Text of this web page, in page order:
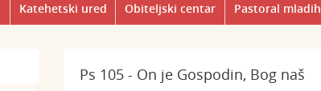
Katehetski ured Obiteljski centar Pastoral mladih
Ps 105 - On je Gospodin, Bog naš